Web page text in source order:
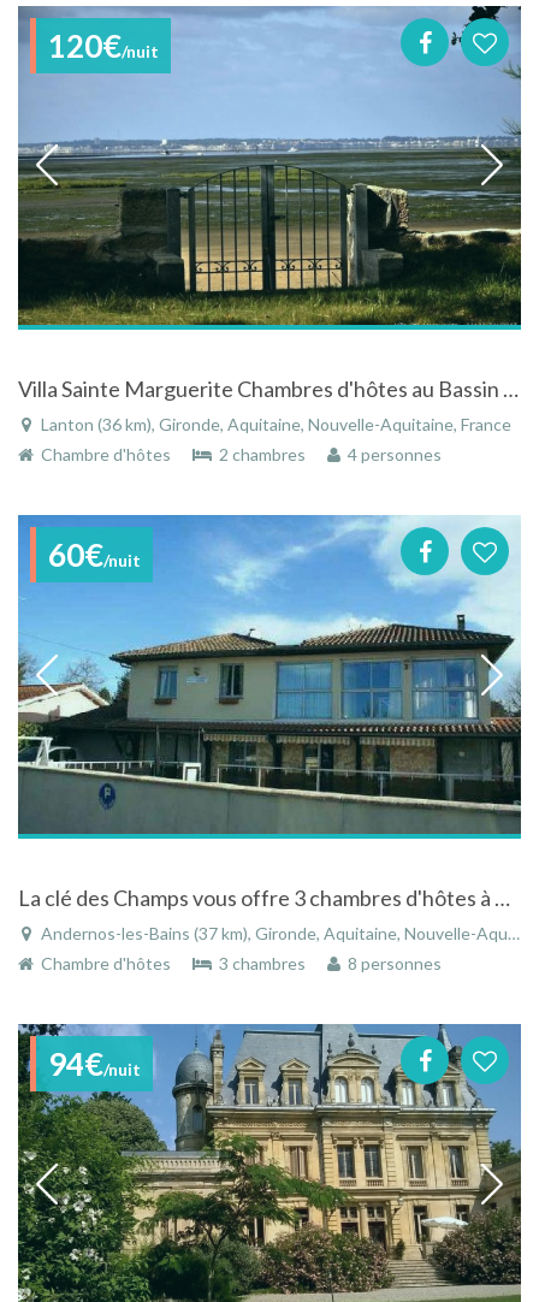
120€/nuit
Villa Sainte Marguerite Chambres d'hôtes au Bassin d'Arcachon
Lanton (36 km), Gironde, Aquitaine, Nouvelle-Aquitaine, France
Chambre d'hôtes
2 chambres 4 personnes
60€/nuit
La clé des Champs vous offre 3 chambres d'hôtes à Andernos-les-Bains en Gironde
Andernos-les-Bains (37 km), Gironde, Aquitaine, Nouvelle-Aquitaine, France
Chambre d'hôtes
3 chambres 8 personnes
94€/nuit